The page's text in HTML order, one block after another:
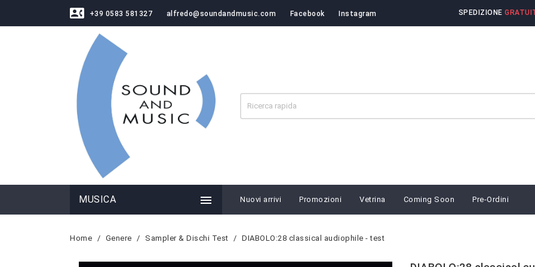
contact_phone +39 0583 581327 alfredo@soundandmusic.com Facebook Instagram SPEDIZIONE
MUSICA  Nuovi arrivi Promozioni Vetrina Coming Soon Pre-Ordini
Home Genere Sampler & Dischi Test DIABOLO:28 classical audiophile - test